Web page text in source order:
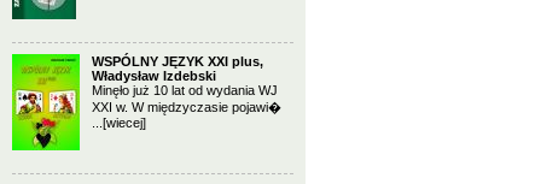
WSPÓLNY JĘZYK XXI plus,
Władysław Izdebski
Minęło już 10 lat od wydania WJ
XXI w. W międzyczasie pojawi�
[wiecej]